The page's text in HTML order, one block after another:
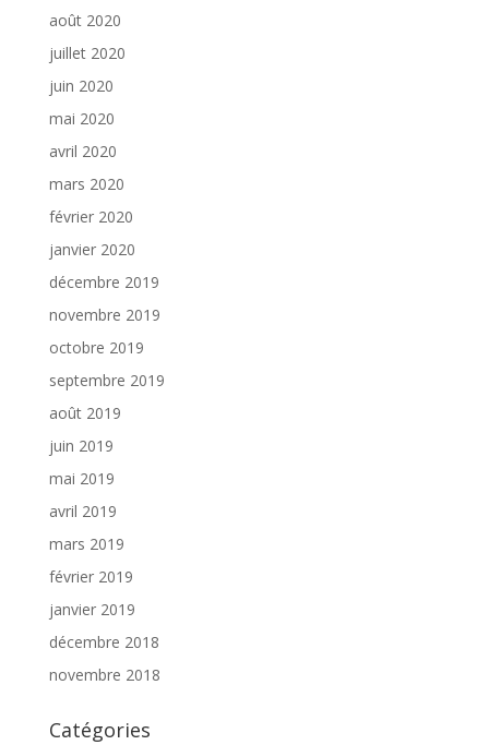
août 2020
juillet 2020
juin 2020
mai 2020
avril 2020
mars 2020
février 2020
janvier 2020
décembre 2019
novembre 2019
octobre 2019
septembre 2019
août 2019
juin 2019
mai 2019
avril 2019
mars 2019
février 2019
janvier 2019
décembre 2018
novembre 2018
Catégories